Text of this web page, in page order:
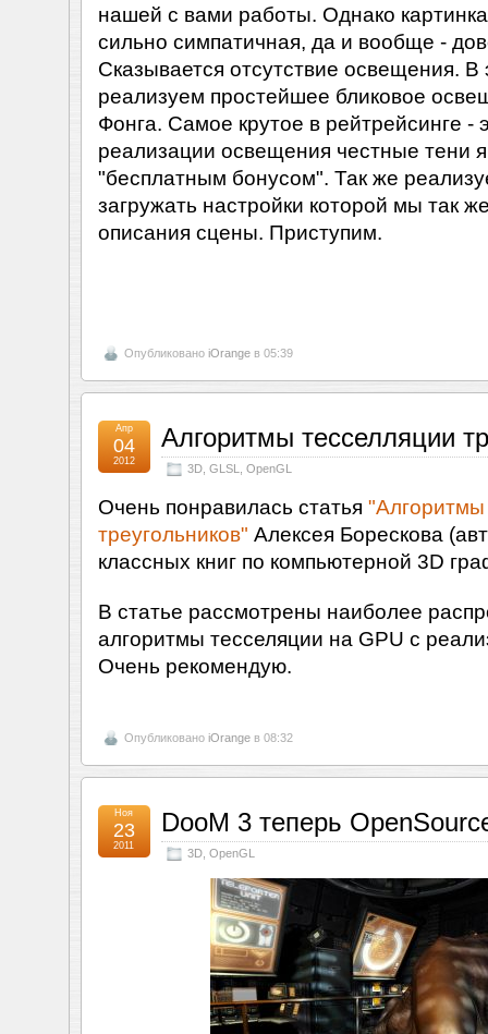
нашей с вами работы. Однако
сильно симпатичная, да и вообще -
Сказывается отсутствие освещения. В
реализуем простейшее бликовое
Фонга. Самое крутое в рейтрейсинге -
реализации освещения честные тени
"бесплатным бонусом". Так же
загружать настройки которой мы так
описания сцены. Приступим.
Опубликовано iOrangeв 05:39
Алгоритмы тесселляции
3D, GLSL, OpenGL
Апр
04
2012
Очень понравилась статья "Алгоритмы
треугольников" Алексея Борескова
классных книг по компьютерной 3D
В статье рассмотрены наиболее
алгоритмы тесселяции на GPU с
Очень рекомендую.
Опубликовано iOrangeв 08:32
DooM 3 теперь
3D, OpenGL
Ноя
23
2011